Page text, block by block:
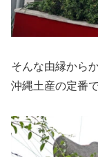
そんな由縁から
沖縄土産の定番